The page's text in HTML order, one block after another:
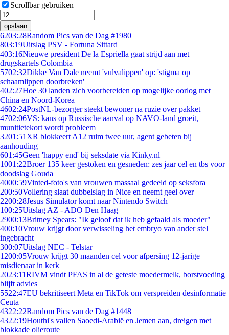
Scrollbar gebruiken
opslaan
6203:28Random Pics van de Dag #1980
803:19Uitslag PSV - Fortuna Sittard
403:16Nieuwe president De la Espriella gaat strijd aan met
drugskartels Colombia
5702:32Dikke Van Dale neemt 'vulvalippen' op: 'stigma op
schaamlippen doorbreken'
402:27Hoe 30 landen zich voorbereiden op mogelijke oorlog met
China en Noord-Korea
4602:24PostNL-bezorger steekt bewoner na ruzie over pakket
4702:06VS: kans op Russische aanval op NAVO-land groeit,
munitietekort wordt probleem
3201:51 XR blokkeert A12 ruim twee uur, agent gebeten bij
aanhouding
601:45Geen 'happy end' bij seksdate via Kinky.nl
1001:22Broer 135 keer gestoken en gesneden: zes jaar cel en tbs voor
doodslag Gouda
4000:59Vinted-foto's van vrouwen massaal gedeeld op seksfora
200:50Vollering slaat dubbelslag in Nice en neemt geel over
2200:28Jesus Simulator komt naar Nintendo Switch
100:25Uitslag AZ - ADO Den Haag
2900:13Britney Spears: "Ik geloof dat ik heb gefaald als moeder"
400:10Vrouw krijgt door verwisseling het embryo van ander stel
ingebracht
300:07Uitslag NEC - Telstar
1200:05Vrouw krijgt 30 maanden cel voor afpersing 12-jarige
misdienaar in kerk
2023:11RIVM vindt PFAS in al de geteste moedermelk, borstvoeding
blijft advies
5522:47EU bekritiseert Meta en TikTok om verspreiden desinformatie
Ceuta
4322:22Random Pics van de Dag #1448
4322:19Houthi's vallen Saoedi-Arabië en Jemen aan, dreigen met
blokkade olieroute